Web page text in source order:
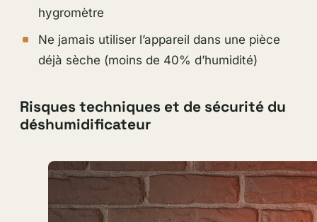
hygromètre
Ne jamais utiliser l’appareil dans une pièce
déjà sèche (moins de 40% d’humidité)
Risques techniques et de sécurité du
déshumidificateur